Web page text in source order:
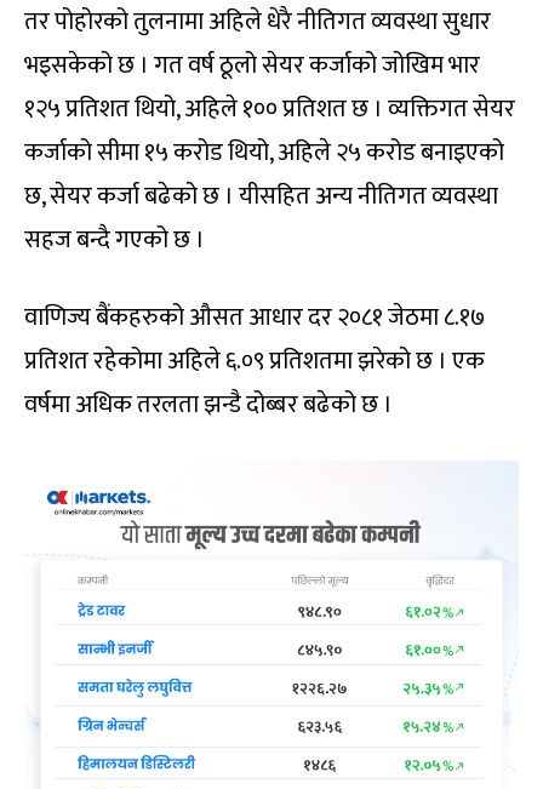
तर पोहोरको तुलनामा अहिले धेरै नीतिगत व्यवस्था सुधार
भइसकेको छ । गत वर्ष ठूलो सेयर कर्जाको जोखिम भार
१२५ प्रतिशत थियो, अहिले १०० प्रतिशत छ । व्यक्तिगत सेयर
कर्जाको सीमा १५ करोड थियो, अहिले २५ करोड बनाइएको
छ, सेयर कर्जा बढेको छ । यीसहित अन्य नीतिगत व्यवस्था
सहज बन्दै गएको छ ।
वाणिज्य बैंकहरुको औसत आधार दर २०८१ जेठमा ८.१७
प्रतिशत रहेकोमा अहिले ६.०९ प्रतिशतमा झरेको छ । एक
वर्षमा अधिक तरलता झन्डै दोब्बर बढेको छ ।